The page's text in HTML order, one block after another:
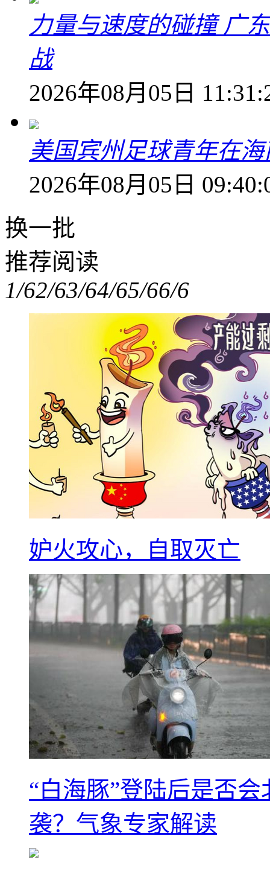
力量与速度的碰撞 广
战
2026年08月05日
美国宾州足球青年在
2026年08月05日
换一批
推荐阅读
1/62/63/64/65/66/6
妒火攻心，自取灭亡
“白海豚”登陆后是否
袭？气象专家解读